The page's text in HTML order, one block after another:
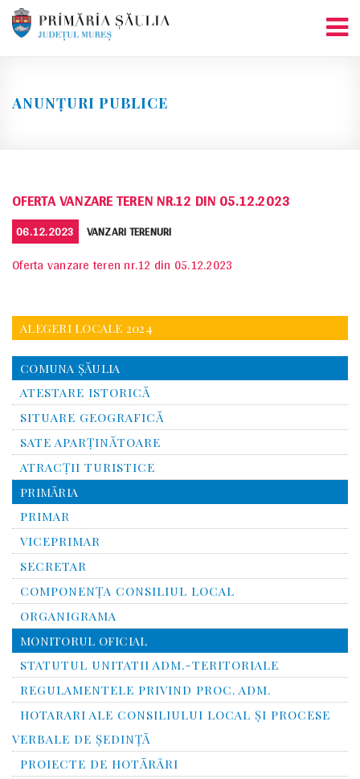
Skip
ANUNȚURI PUBLICE
OFERTA VANZARE TEREN NR.12 DIN 05.12.2023
POSTED
ON
06.12.2023 CATEGORIES
VANZARI TERENURI
Oferta vanzare teren nr.12 din 05.12.2023
ALEGERI LOCALE 2024
COMUNA ŞĂULIA
ATESTARE ISTORICĂ
SITUARE GEOGRAFICĂ
SATE APARȚINĂTOARE
ATRACȚII TURISTICE
PRIMĂRIA
PRIMAR
VICEPRIMAR
SECRETAR
COMPONENȚA CONSILIUL LOCAL
ORGANIGRAMA
MONITORUL OFICIAL
STATUTUL UNITATII ADM.-TERITORIALE
REGULAMENTELE PRIVIND PROC. ADM.
HOTARARI ALE CONSILIULUI LOCAL ȘI PROCESE
VERBALE DE ȘEDINȚĂ
PROIECTE DE HOTĂRÂRI